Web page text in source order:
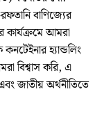
বাণিজ্যের
কার্যক্রমে আমরা
হ্যান্ডলিং
বিশ্বাস করি, এ
জাতীয় অর্থনীতিতে